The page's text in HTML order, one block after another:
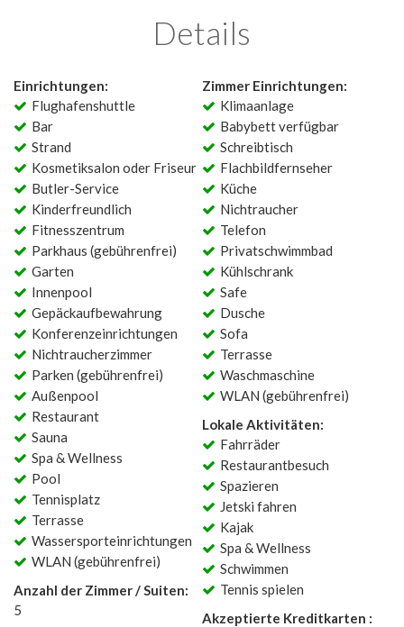
Details
Einrichtungen:
Flughafenshuttle
Bar
Strand
Kosmetiksalon oder Friseur
Butler-Service
Kinderfreundlich
Fitnesszentrum
Parkhaus (gebührenfrei)
Garten
Innenpool
Gepäckaufbewahrung
Konferenzeinrichtungen
Nichtraucherzimmer
Parken (gebührenfrei)
Außenpool
Restaurant
Sauna
Spa & Wellness
Pool
Tennisplatz
Terrasse
Wassersporteinrichtungen
WLAN (gebührenfrei)
Anzahl der Zimmer / Suiten:
5
Zimmer Einrichtungen:
Klimaanlage
Babybett verfügbar
Schreibtisch
Flachbildfernseher
Küche
Nichtraucher
Telefon
Privatschwimmbad
Kühlschrank
Safe
Dusche
Sofa
Terrasse
Waschmaschine
WLAN (gebührenfrei)
Lokale Aktivitäten:
Fahrräder
Restaurantbesuch
Spazieren
Jetski fahren
Kajak
Spa & Wellness
Schwimmen
Tennis spielen
Akzeptierte Kreditkarten :